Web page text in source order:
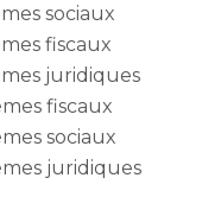
sociaux
fiscaux
juridiques
fiscaux
sociaux
juridiques